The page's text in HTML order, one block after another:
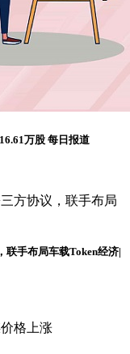
万股 每日报道
联手布局车载Token经济|